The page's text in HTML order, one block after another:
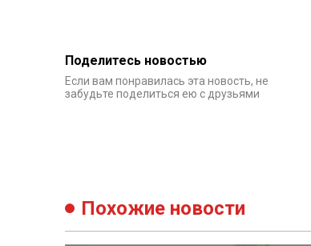
Поделитесь новостью
Если вам понравилась эта новость, не
забудьте поделиться ею с друзьями
Похожие новости